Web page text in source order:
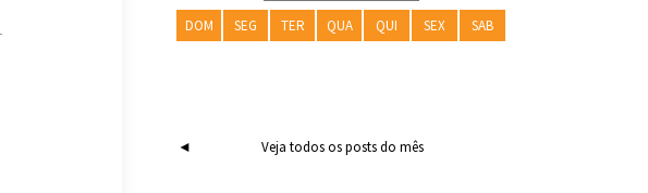
DOM SEG TER QUA QUI SEX SAB
◄ Veja todos os posts do mês